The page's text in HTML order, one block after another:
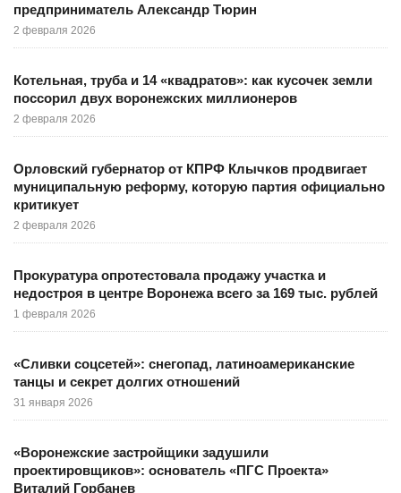
предприниматель Александр Тюрин
2 февраля 2026
Котельная, труба и 14 «квадратов»: как кусочек земли
поссорил двух воронежских миллионеров
2 февраля 2026
Орловский губернатор от КПРФ Клычков продвигает
муниципальную реформу, которую партия официально
критикует
2 февраля 2026
Прокуратура опротестовала продажу участка и
недостроя в центре Воронежа всего за 169 тыс. рублей
1 февраля 2026
«Сливки соцсетей»: снегопад, латиноамериканские
танцы и секрет долгих отношений
31 января 2026
«Воронежские застройщики задушили
проектировщиков»: основатель «ПГС Проекта»
Виталий Горбанев